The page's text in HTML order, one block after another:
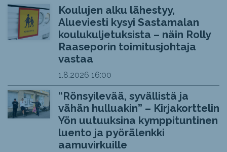
Koulujen alku lähestyy,
Alueviesti kysyi Sastamalan
koulukuljetuksista – näin Rolly
Raaseporin toimitusjohtaja
vastaa
1.8.2026 16:00
“Rönsyilevää, syvällistä ja
vähän hulluakin” – Kirjakorttelin
Yön uutuuksina kymppituntinen
luento ja pyörälenkki
aamuvirkuille